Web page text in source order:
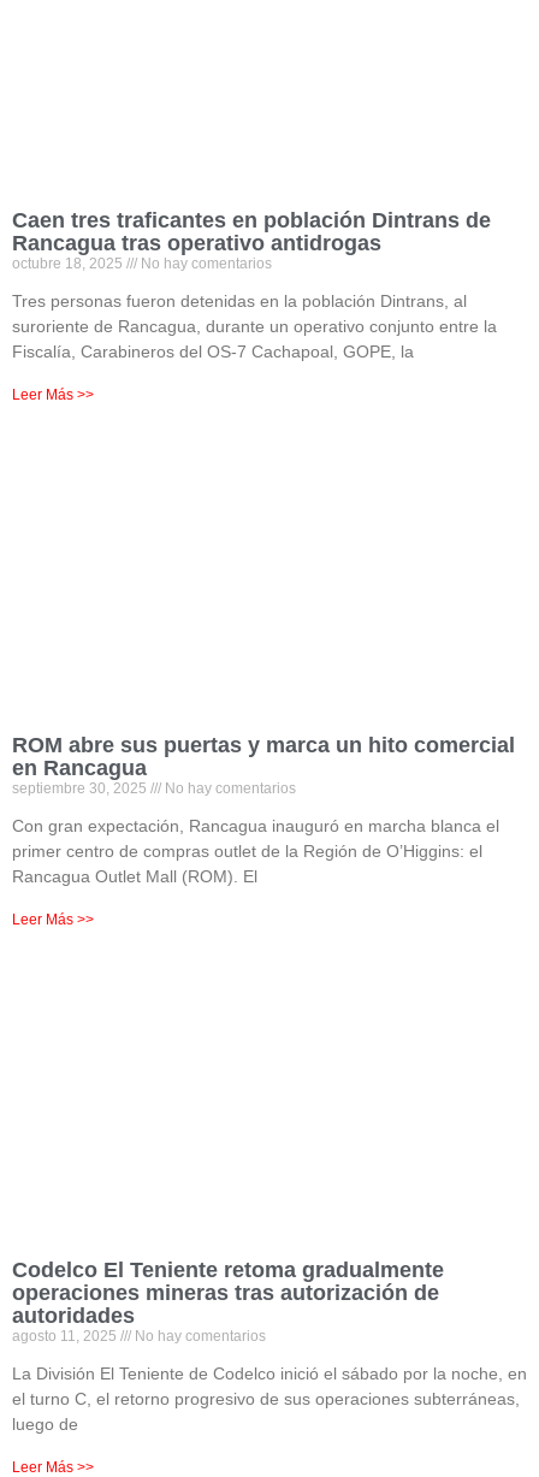
Caen tres traficantes en población Dintrans de
Rancagua tras operativo antidrogas
octubre 18, 2025 No hay comentarios
Tres personas fueron detenidas en la población Dintrans, al
suroriente de Rancagua, durante un operativo conjunto entre la
Fiscalía, Carabineros del OS-7 Cachapoal, GOPE, la
Leer Más >>
ROM abre sus puertas y marca un hito comercial
en Rancagua
septiembre 30, 2025 No hay comentarios
Con gran expectación, Rancagua inauguró en marcha blanca el
primer centro de compras outlet de la Región de O’Higgins: el
Rancagua Outlet Mall (ROM). El
Leer Más >>
Codelco El Teniente retoma gradualmente
operaciones mineras tras autorización de
autoridades
agosto 11, 2025 No hay comentarios
La División El Teniente de Codelco inició el sábado por la noche, en
el turno C, el retorno progresivo de sus operaciones subterráneas,
luego de
Leer Más >>